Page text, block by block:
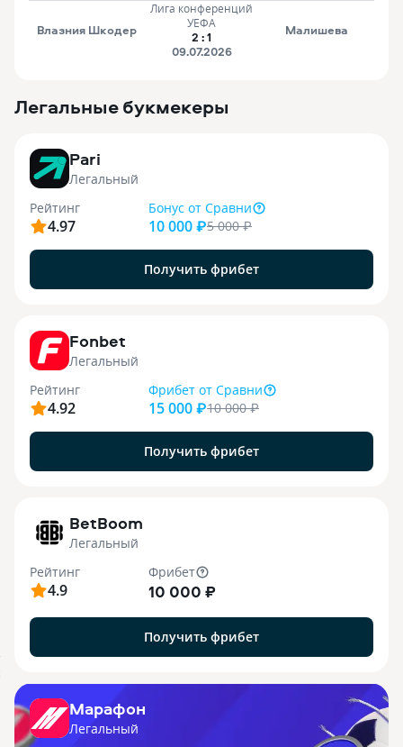
Влазния Шкодер
Лига конференций
УЕФА
2 :1
09.07.2026
Малишева
Легальные букмекеры
Pari
Легальный
Рейтинг
4.97
Бонус от Сравни
10 000 ₽5 000₽
Получить фрибет
Fonbet
Легальный
Рейтинг
4.92
Фрибет от Сравни
15 000 ₽10 000₽
Получить фрибет
BetBoom
Легальный
Рейтинг
4.9
Фрибет
10 000 ₽
Получить фрибет
Марафон
Легальный
.